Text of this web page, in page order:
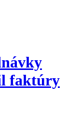
faktúry